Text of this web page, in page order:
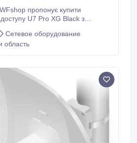
пропонує купити
доступу U7 Pro XG Black з
1 порт 10 GbE
Сетевое оборудование
область